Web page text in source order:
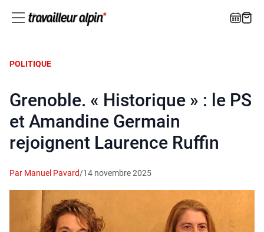
POLITIQUE
Grenoble. « Historique » : le PS
et Amandine Germain
rejoignent Laurence Ruffin
Par Manuel Pavard/14 novembre 2025